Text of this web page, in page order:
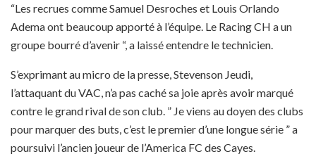
“Les recrues comme Samuel Desroches et Louis Orlando
Adema ont beaucoup apporté à l’équipe. Le Racing CH a un
groupe bourré d’avenir “, a laissé entendre le technicien.
S’exprimant au micro de la presse, Stevenson Jeudi,
l’attaquant du VAC, n’a pas caché sa joie après avoir marqué
contre le grand rival de son club. ” Je viens au doyen des clubs
pour marquer des buts, c’est le premier d’une longue série ” a
poursuivi l’ancien joueur de l’America FC des Cayes.